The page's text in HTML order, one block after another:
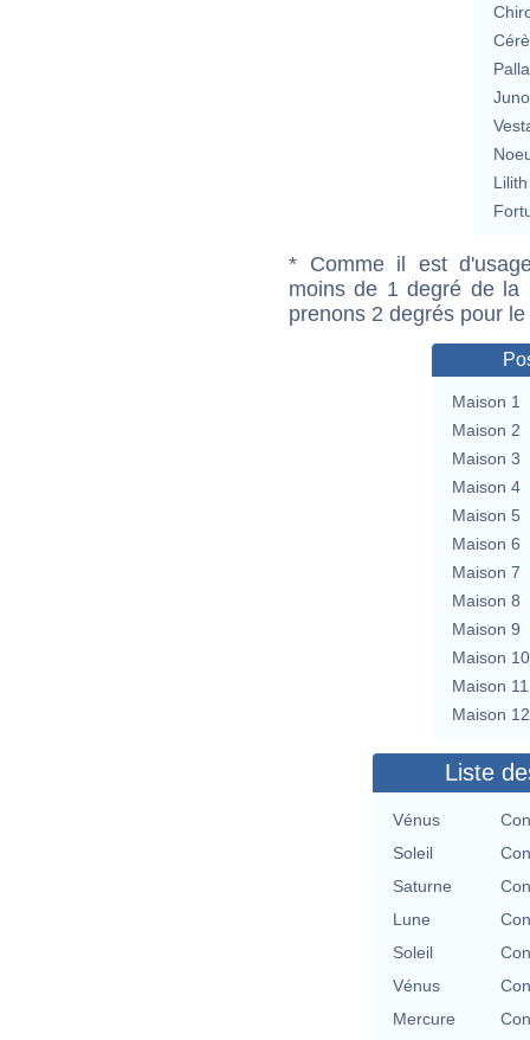
Lilith
* Comme il est
moins de 1 degré de la
prenons 2 degrés pour
Maison 1
Maison 2
Maison 3
Maison 4
Maison 5
Maison 6
Maison 7
Maison 8
Maison 9
Maison 10
Maison 11
Maison 12
Liste
Vénus
Soleil
Saturne
Lune
Soleil
Vénus
Mercure